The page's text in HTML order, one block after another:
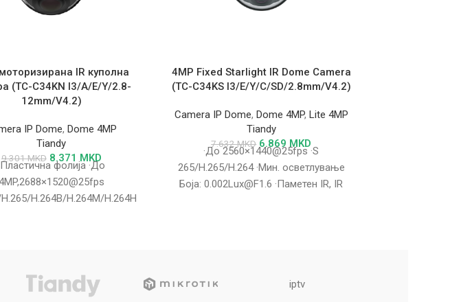
IR куполна
(TC-C34KN I3/A/E/Y/2.8-
12mm/V4.2)
IP Dome, Dome 4MP
Tiandy
9.301MKD 8.371 MKD
фолија ·До
H.265/H.264B/H.264M/H.264H
картичка,до 512GB
4MP Fixed Starlight IR Dome Camera
(TC-C34KS I3/E/Y/C/SD/2.8mm/V4.2)
Camera IP Dome, Dome 4MP, Lite 4MP
Tiandy
7.632MKD 6.869 MKD
·До 2560×1440@25fps ·S
265/H.265/H.264 ·Мин. осветлување
Боја: 0.002Lux@F1.6 ·Паметен IR, IR
iptv